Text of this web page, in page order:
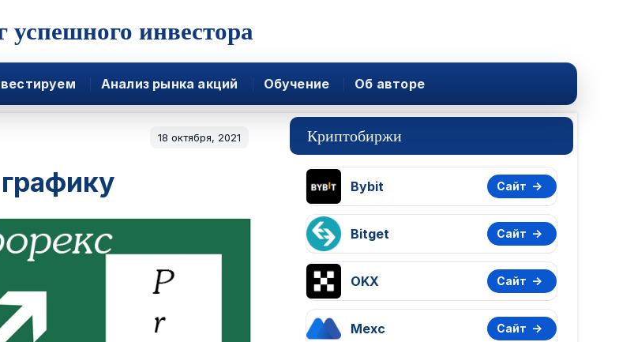
успешного инвестора
Анализ рынка акций Обучение Об авторе
18 октября, 2021 Криптобиржи
Bybit Сайт
Bitget Сайт
OKX Сайт
Mexc Сайт